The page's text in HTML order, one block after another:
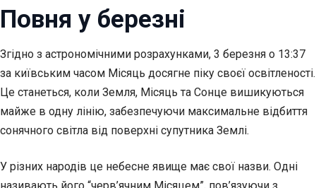
Повня у березні
Згідно з астрономічними розрахунками, 3 березня о 13:37
за київським часом Місяць досягне піку своєї освітленості.
Це станеться, коли Земля, Місяць та Сонце вишикуються
майже в одну лінію, забезпечуючи максимальне відбиття
сонячного світла від поверхні супутника Землі.
У різних народів це небесне явище має свої назви. Одні